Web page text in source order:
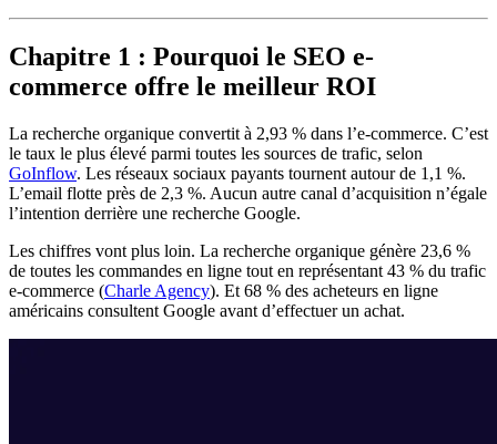
Chapitre 1 : Pourquoi le SEO e-
commerce offre le meilleur ROI
La recherche organique convertit à 2,93 % dans l’e-commerce. C’est
le taux le plus élevé parmi toutes les sources de trafic, selon
GoInflow. Les réseaux sociaux payants tournent autour de 1,1 %.
L’email flotte près de 2,3 %. Aucun autre canal d’acquisition n’égale
l’intention derrière une recherche Google.
Les chiffres vont plus loin. La recherche organique génère 23,6 %
de toutes les commandes en ligne tout en représentant 43 % du trafic
e-commerce (Charle Agency). Et 68 % des acheteurs en ligne
américains consultent Google avant d’effectuer un achat.